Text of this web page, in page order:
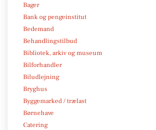
Bager
Bank og pengeinstitut
Bedemand
Behandlingstilbud
Bibliotek, arkiv og museum
Bilforhandler
Biludlejning
Bryghus
Byggemarked / trælast
Børnehave
Catering